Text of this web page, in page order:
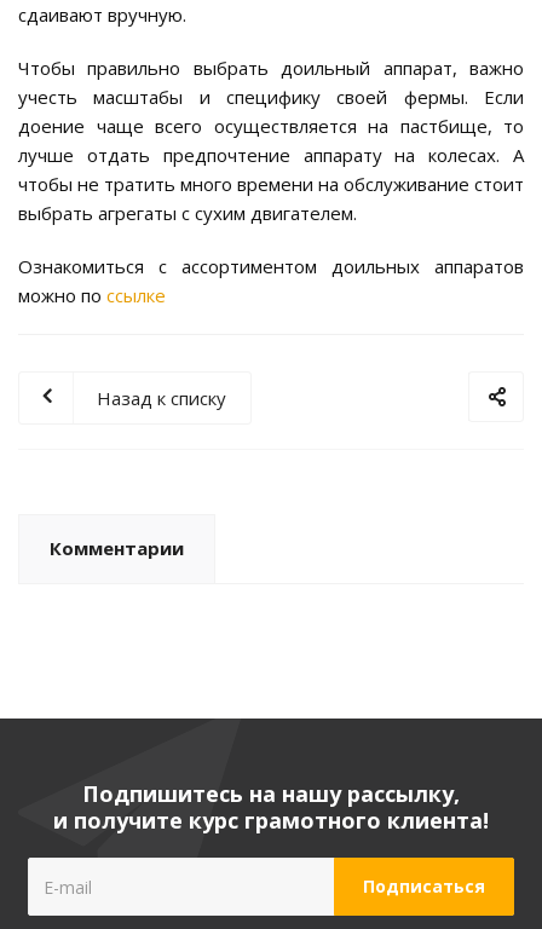
сдаивают вручную.
Чтобы правильно выбрать доильный аппарат, важно
учесть масштабы и специфику своей фермы. Если
доение чаще всего осуществляется на пастбище, то
лучше отдать предпочтение аппарату на колесах. А
чтобы не тратить много времени на обслуживание стоит
выбрать агрегаты с сухим двигателем.
Ознакомиться с ассортиментом доильных аппаратов
можно по ссылке
Назад к списку
Комментарии
Подпишитесь на нашу рассылку,
и получите курс грамотного клиента!